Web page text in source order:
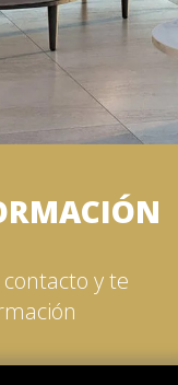
y te